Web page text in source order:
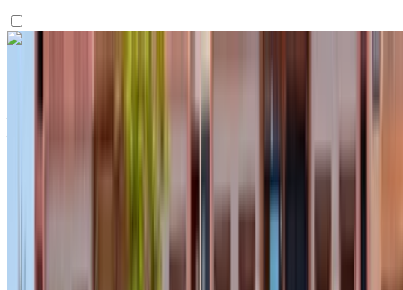
¿Te gusta lo que ves?
Aeropuerto internacional de Agadir, Agadir
Aeropuerto internacional de Agadir, Agadir